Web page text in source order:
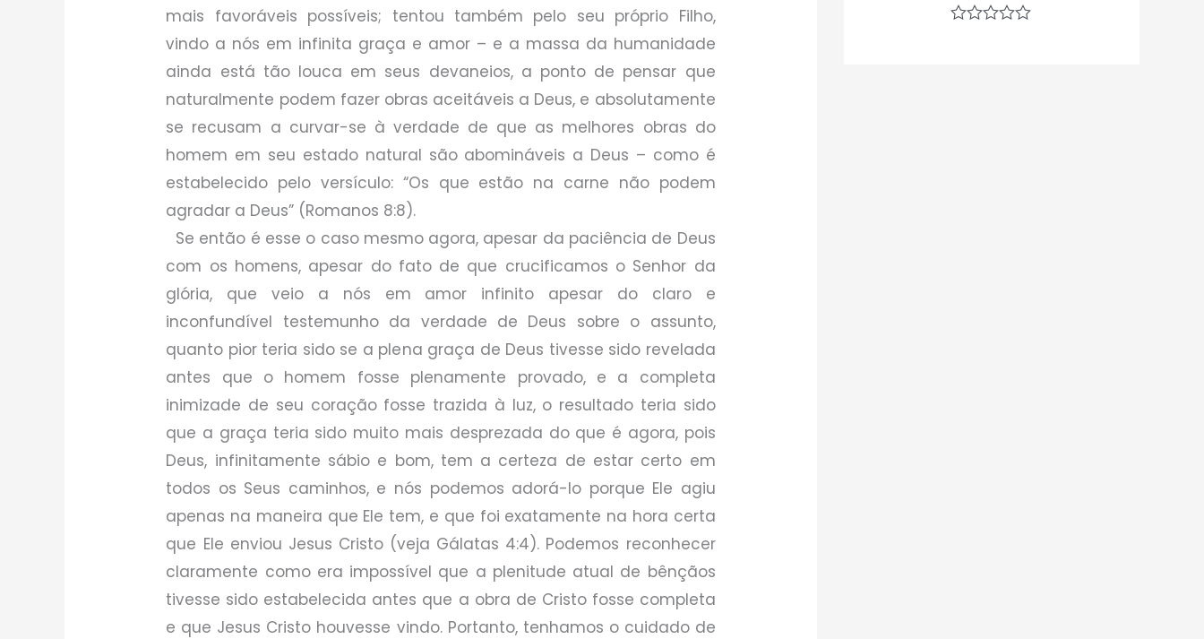
mais favoráveis possíveis; tentou também pelo seu próprio Filho,
vindo a nós em infinita graça e amor – e a massa da humanidade
ainda está tão louca em seus devaneios, a ponto de pensar que
naturalmente podem fazer obras aceitáveis a Deus, e absolutamente
se recusam a curvar-se à verdade de que as melhores obras do
homem em seu estado natural são abomináveis a Deus – como é
estabelecido pelo versículo: “Os que estão na carne não podem
agradar a Deus” (Romanos 8:8).
Se então é esse o caso mesmo agora, apesar da paciência de Deus
com os homens, apesar do fato de que crucificamos o Senhor da
glória, que veio a nós em amor infinito apesar do claro e
inconfundível testemunho da verdade de Deus sobre o assunto,
quanto pior teria sido se a plena graça de Deus tivesse sido revelada
antes que o homem fosse plenamente provado, e a completa
inimizade de seu coração fosse trazida à luz, o resultado teria sido
que a graça teria sido muito mais desprezada do que é agora, pois
Deus, infinitamente sábio e bom, tem a certeza de estar certo em
todos os Seus caminhos, e nós podemos adorá-lo porque Ele agiu
apenas na maneira que Ele tem, e que foi exatamente na hora certa
que Ele enviou Jesus Cristo (veja Gálatas 4:4). Podemos reconhecer
claramente como era impossível que a plenitude atual de bênçãos
tivesse sido estabelecida antes que a obra de Cristo fosse completa
e que Jesus Cristo houvesse vindo. Portanto, tenhamos o cuidado de
e